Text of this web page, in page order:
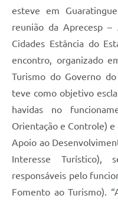
esteve em
reunião da Aprecesp –
Cidades Estância do
encontro, organizado
Turismo do Governo do
teve como objetivo
havidas no
Orientação e Controle)
Apoio ao
Interesse Turístico),
responsáveis pelo
Fomento ao Turismo).